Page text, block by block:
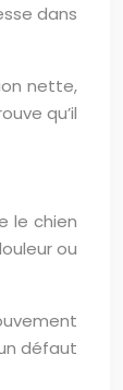
dans
nette,
qu’il
le chien
ou
défaut